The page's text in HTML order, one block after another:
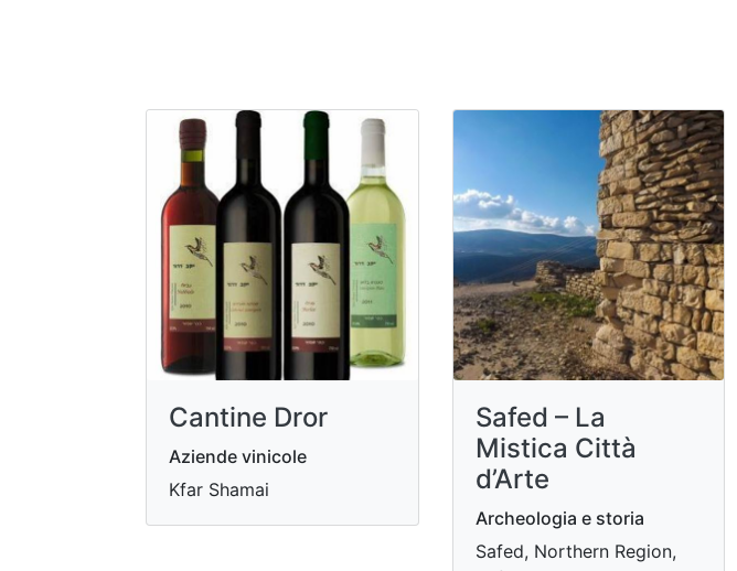
Cantine Dror
Aziende vinicole
Kfar Shamai
Safed – La
Mistica Città
d’Arte
Archeologia e storia
Safed, Northern Region,